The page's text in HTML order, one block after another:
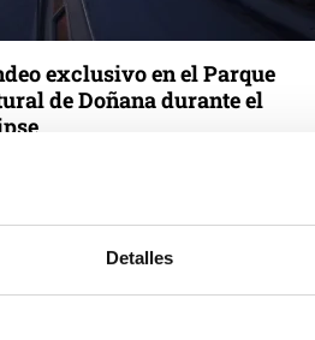
Detalles
exclusivo en el Parque
de Doñana durante el